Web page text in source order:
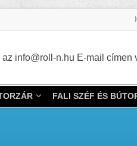
info@roll-n.hu E-mail címen
FALI SZÉF ÉS